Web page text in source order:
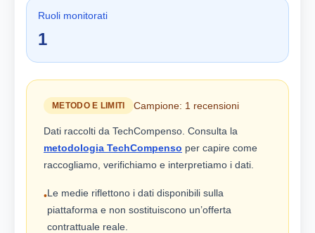
Ruoli monitorati
1
METODO E LIMITI Campione: 1 recensioni
Dati raccolti da TechCompenso. Consulta la
metodologia TechCompenso per capire come
raccogliamo, verifichiamo e interpretiamo i dati.
•Le medie riflettono i dati disponibili sulla
piattaforma e non sostituiscono un’offerta
contrattuale reale.